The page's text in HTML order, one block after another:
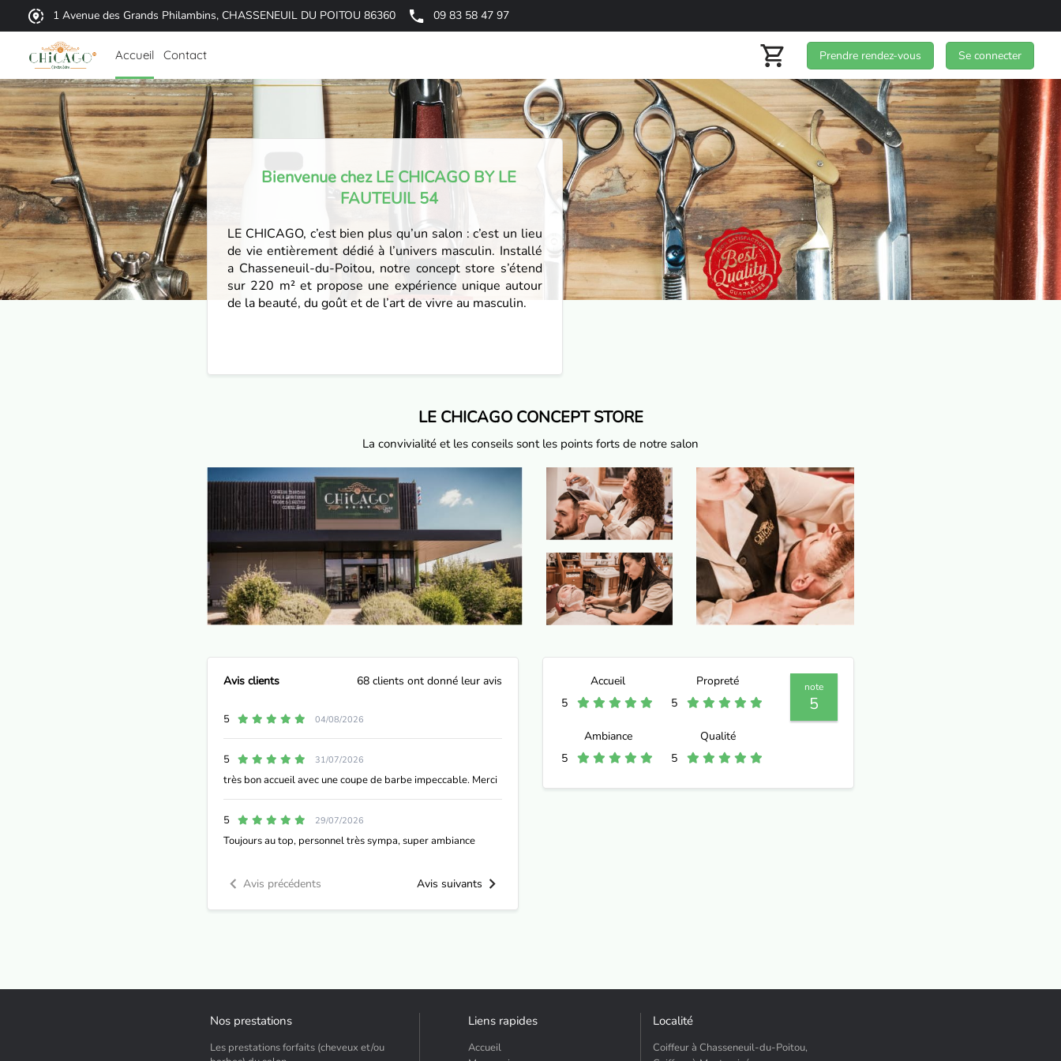
1 Avenue des Grands Philambins, CHASSENEUIL DU POITOU 86360 09 83 58 47 97
Accueil Contact Prendre rendez-vous Se connecter
Bienvenue chez LE CHICAGO BY LE
FAUTEUIL 54
LE CHICAGO, c’est bien plus qu’un salon : c’est un lieu
de vie entièrement dédié à l’univers masculin. Installé
a Chasseneuil-du-Poitou, notre concept store s’étend
sur 220 m² et propose une expérience unique autour
de la beauté, du goût et de l’art de vivre au masculin.
LE CHICAGO CONCEPT STORE
La convivialité et les conseils sont les points forts de notre salon
Avis clients 68 clients ont donné leur avis
5 04/08/2026
5 31/07/2026
très bon accueil avec une coupe de barbe impeccable. Merci
5 29/07/2026
Toujours au top, personnel très sympa, super ambiance
Avis précédents Avis suivants
Accueil
5
Propreté
5
Ambiance
5
Qualité
5
note
5
Nos prestations
Les prestations forfaits (cheveux et/ou
Liens rapides
Accueil
Localité
Coiffeur à Chasseneuil-du-Poitou,